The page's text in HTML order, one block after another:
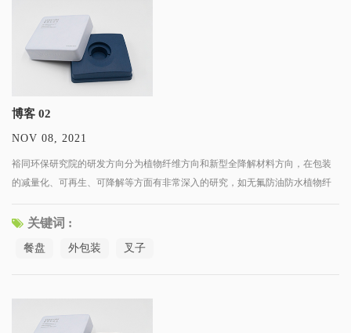
博客 02
NOV 08, 2021
裕同环保研究院的研发方向分为植物纤维方向和新型全降解材料方向，在包装
的减量化、可再生、可降解等方面有非常深入的研究，如无氟防油防水植物纤
了来自材料科学、包装工程、智能包装技术等交叉领域的专家和人才，
关键词 :
餐盘 外包装 叉子